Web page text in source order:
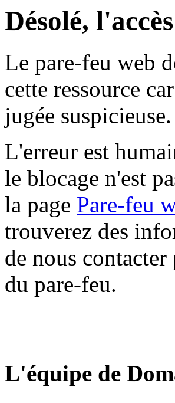
Désolé,
Le pare-feu web
cette ressource
jugée suspicieuse.
L'erreur est
le blocage n'est
la page Pare-feu
trouverez des
de nous
du pare-feu.
L'équipe de